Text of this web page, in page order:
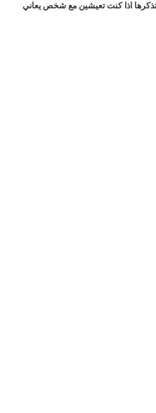
تذكرها اذا كنت تعيشين مع شخص يعاني